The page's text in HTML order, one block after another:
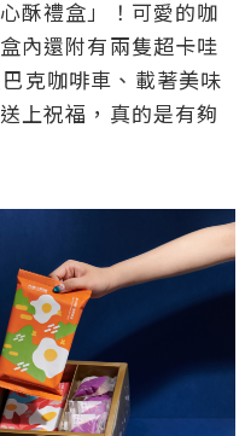
酥禮盒」！可愛的咖
內還附有兩隻超卡哇
克咖啡車、載著美味
上祝福，真的是有夠